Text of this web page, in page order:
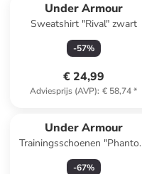
Under Armour
Sweatshirt "Rival" zwart
-57%
€ 24,99
Adviesprijs (AVP): € 58,74*
Under Armour
Trainingsschoenen
4" zwart
-67%